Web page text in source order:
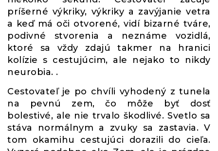
príšerné výkriky, výkriky a zavýjanie vetra
a keď má oči otvorené, vidí bizarné tváre,
podivné stvorenia a neznáme vozidlá,
ktoré sa vždy zdajú takmer na hranici
kolízie s cestujúcim, ale nejako to nikdy
neurobia. .
Cestovateľ je po chvíli vyhodený z tunela
na pevnú zem, čo môže byť dosť
bolestivé, ale nie trvalo škodlivé. Svetlo sa
stáva normálnym a zvuky sa zastavia. V
tom okamihu cestujúci dorazili do cieľa.